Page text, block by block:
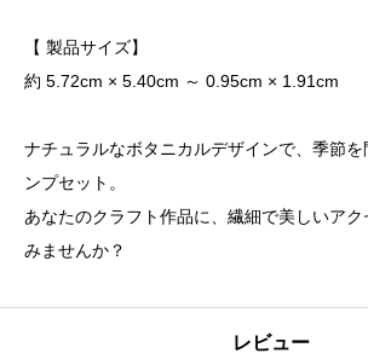
【 製品サイズ】
約 5.72cm × 5.40cm ～ 0.95cm × 1.91cm
ナチュラルなボタニカルデザインで、季節を
ンプセット。
あなたのクラフト作品に、繊細で美しいア
みませんか？
レビュー